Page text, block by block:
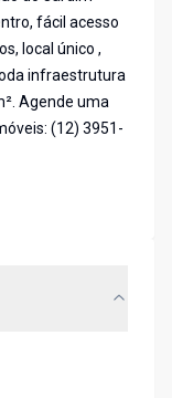
fácil acesso
local único ,
infraestrutura
Agende uma
(12) 3951-